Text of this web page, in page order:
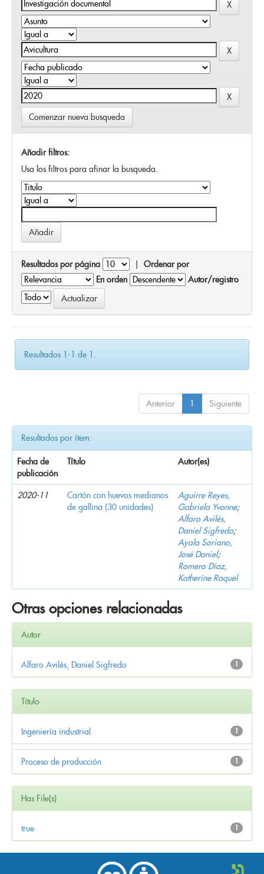
Comenzar nueva busqueda
Añadir filtros:
Usa los filtros para afinar la busqueda.
Resultados por página | Ordenar por
En orden
Autor/registro
Resultados 1-1 de 1.
Anterior 1 Siguiente
Resultados por ítem:
Fecha de
publicación
Título Autor(es)
2020-11
Cartón con huevos medianos
de gallina (30 unidades)
Aguirre Reyes,
Gabriela Yvonne;
Alfaro Avilés,
Daniel Sigfredo;
Ayala Soriano,
José Daniel;
Romero Díaz,
Katherine Raquel
Otras opciones relacionadas
Autor
1
Alfaro Avilés, Daniel Sigfredo
Título
1
Ingeniería industrial
1
Proceso de producción
Has File(s)
1
true